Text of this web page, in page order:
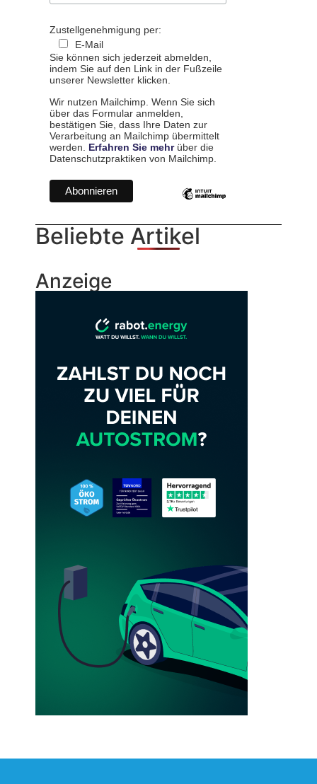
Zustellgenehmigung per:
E-Mail
Sie können sich jederzeit abmelden,
indem Sie auf den Link in der Fußzeile
unserer Newsletter klicken.
Wir nutzen Mailchimp. Wenn Sie sich
über das Formular anmelden,
bestätigen Sie, dass Ihre Daten zur
Verarbeitung an Mailchimp übermittelt
werden. Erfahren Sie mehrüber die
Datenschutzpraktiken von Mailchimp.
Beliebte Artikel
Anzeige